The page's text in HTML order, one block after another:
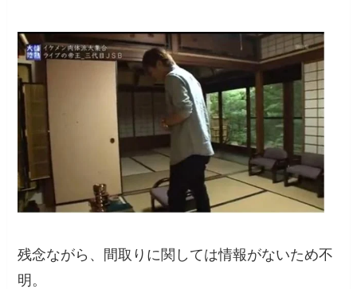
残念ながら、間取りに関しては情報がないため不
明。